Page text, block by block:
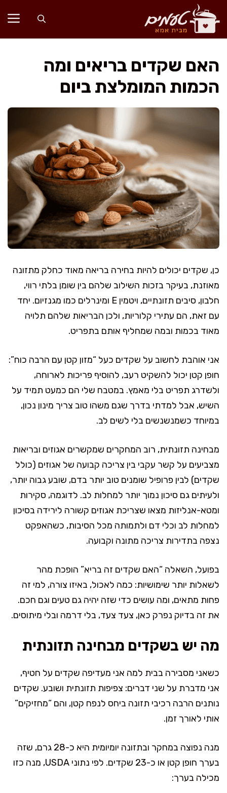
לדלג
לתוכן
האם שקדים בריאים ומה
הכמות המומלצת ביום
כן, שקדים יכולים להיות בחירה בריאה מאוד כחלק מתזונה
מאוזנת, בעיקר בזכות השילוב שלהם בין שומן בלתי רווי,
חלבון, סיבים תזונתיים, ויטמין E ומינרלים כמו מגנזיום. יחד
עם זאת, הם עתירי קלוריות, ולכן הבריאות שלהם תלויה
מאוד בכמות ובמה שמחליף אותם בתפריט.
אני אוהבת לחשוב על שקדים כעל “מזון קטן עם הרבה כוח”:
חופן קטן יכול להשקיט רעב, להוסיף פריכות לארוחה,
ולשדרג תפריט בלי מאמץ. במטבח שלי הם כמעט תמיד על
השיש, אבל למדתי בדרך שגם משהו טוב צריך מינון נכון,
במיוחד כשמנשנשים בלי לשים לב.
מבחינה תזונתית, רוב המחקרים שמקשרים אגוזים ובריאות
מצביעים על קשר עקבי בין צריכה קבועה של אגוזים (כולל
שקדים) לבין פרופיל שומנים טוב יותר בדם, שובע גבוה יותר,
ולעיתים גם סיכון נמוך יותר למחלות לב. לדוגמה, סקירות
ומטא-אנליזות מצאו שצריכת אגוזים קשורה לירידה בסיכון
למחלות לב וכלי דם ולתמותה מכל הסיבות, כשהאפקט
נצפה בתדירות צריכה מתונה וקבועה.
בפועל, השאלה “האם שקדים זה בריא” הופכת מהר
לשאלות יותר שימושיות: כמה לאכול, באיזו צורה, למי זה
פחות מתאים, ומה עושים כדי שזה יהיה גם טעים וגם חכם.
את זה בדיוק נפרק כאן, צעד צעד, בלי דרמה ובלי מיתוסים.
מה יש בשקדים מבחינה תזונתית
כשאני מסבירה בבית למה אני מעדיפה שקדים על חטיף,
אני מדברת על שני דברים: צפיפות תזונתית ושובע. שקדים
נותנים הרבה רכיבי תזונה ביחס לנפח קטן, והם “מחזיקים”
אותי לאורך זמן.
מנה נפוצה במחקר ובתזונה יומיומית היא כ-28 גרם, שזה
בערך חופן קטן או כ-23 שקדים. לפי נתוני USDA, מנה כזו
מכילה בערך: